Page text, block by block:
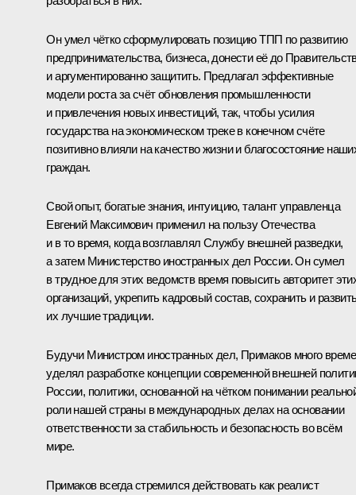
Он умел чётко сформулировать позицию ТПП по развитию
предпринимательства, бизнеса, донести её до
и аргументированно защитить. Предлагал эффективные
модели роста за счёт обновления промышленности
и привлечения новых инвестиций, так, чтобы усилия
государства на экономическом треке в конечном счёте
позитивно влияли на качество жизни и благосостояние
граждан.
Свой опыт, богатые знания, интуицию, талант управленца
Евгений Максимович применил на пользу Отечества
и в то время, когда возглавлял Службу внешней разведки,
а затем Министерство иностранных дел России. Он сумел
в трудное для этих ведомств время повысить авторитет
организаций, укрепить кадровый состав, сохранить и
их лучшие традиции.
Будучи Министром иностранных дел, Примаков много
уделял разработке концепции современной внешней
России, политики, основанной на чётком понимании
роли нашей страны в международных делах на основании
ответственности за стабильность и безопасность во всём
мире.
Примаков всегда стремился действовать как реалист